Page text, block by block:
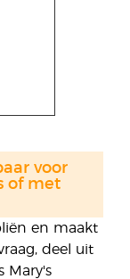
en maakt
deel uit
Mary's
voor
of met